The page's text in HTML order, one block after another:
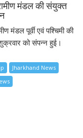
मंडल की संयुक्त
मंडल पूर्वी एवं पश्चिमी की
को संपन्न हुई।
Jharkhand News